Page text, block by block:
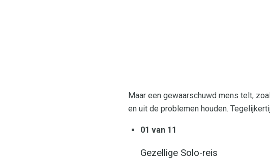
Maar een gewaarschuwd mens telt,
en uit de problemen houden.
01 van 11
Gezellige Solo-reis